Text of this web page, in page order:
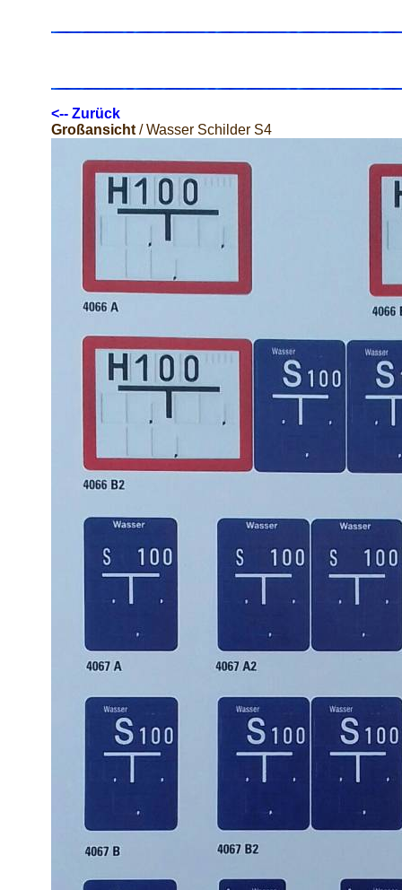
<-- Zurück
Großansicht/ Wasser Schilder S4